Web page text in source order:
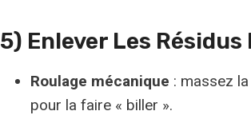
5) Enlever Les Résidus
Roulage mécanique : massez
pour la faire « biller ».